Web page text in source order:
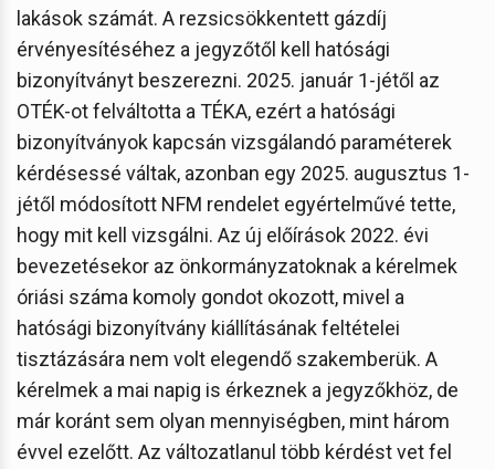
lakások számát. A rezsicsökkentett gázdíj
érvényesítéséhez a jegyzőtől kell hatósági
bizonyítványt beszerezni. 2025. január 1-jétől az
OTÉK-ot felváltotta a TÉKA, ezért a hatósági
bizonyítványok kapcsán vizsgálandó paraméterek
kérdésessé váltak, azonban egy 2025. augusztus 1-
jétől módosított NFM rendelet egyértelművé tette,
hogy mit kell vizsgálni. Az új előírások 2022. évi
bevezetésekor az önkormányzatoknak a kérelmek
óriási száma komoly gondot okozott, mivel a
hatósági bizonyítvány kiállításának feltételei
tisztázására nem volt elegendő szakemberük. A
kérelmek a mai napig is érkeznek a jegyzőkhöz, de
már koránt sem olyan mennyiségben, mint három
évvel ezelőtt. Az változatlanul több kérdést vet fel